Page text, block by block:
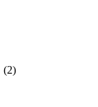
(2)